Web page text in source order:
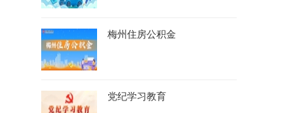
梅州住房公积金
党纪学习教育